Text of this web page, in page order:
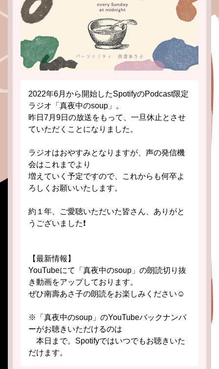
2022年6月から開始したSpotifyのPodcast限定
ラジオ「真夜中のsoup」。
昨日7月9日の放送をもって、一旦休止とさせ
ていただくことになりました。
ラジオはおやすみとなりますが、声の発信機
会はこれまでより
増えていく予定ですので、これからも何卒よ
ろしくお願いいたします。
約１年、ご愛聴いただいた皆さん、ありがと
うございました❗️
【最新情報】
YouTubeにて「真夜中のsoup」の朗読切り抜
き動画をアップしております。
ぜひ南壽あさ子の朗読をお楽しみください☺️
※「真夜中のsoup」のYouTubeバックナンバ
ーがお聴きいただけるのは
本日まで。Spotifyではいつでもお聴きいた
だけます。